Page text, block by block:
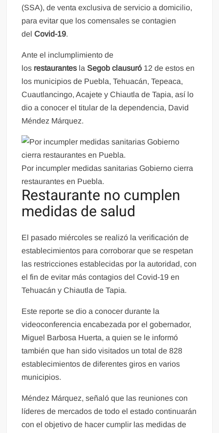
(SSA), de venta exclusiva de servicio a domicilio,
para evitar que los comensales se contagien
delCovid-19.
Ante el inclumplimiento de
los restaurantes la Segob clausuró 12 de estos en
los municipios de Puebla, Tehuacán, Tepeaca,
Cuautlancingo, Acajete y Chiautla de Tapia, así lo
dio a conocer el titular de la dependencia, David
Méndez Márquez.
Por incumpler medidas sanitarias Gobierno cierra
restaurantes en Puebla.
Restaurante no cumplen
medidas de salud
El pasado miércoles se realizó la verificación de
establecimientos para corroborar que se respetan
las restricciones establecidas por la autoridad, con
el fin de evitar más contagios del Covid-19 en
Tehuacán y Chiautla de Tapia.
Este reporte se dio a conocer durante la
videoconferencia encabezada por el gobernador,
Miguel Barbosa Huerta, a quien se le informó
también que han sido visitados un total de 828
establecimientos de diferentes giros en varios
municipios.
Méndez Márquez, señaló que las reuniones con
líderes de mercados de todo el estado continuarán
con el objetivo de hacer cumplir las medidas de